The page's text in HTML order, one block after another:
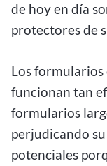
de hoy en día
protectores de
Los formularios
funcionan tan
formularios
perjudicando
potenciales